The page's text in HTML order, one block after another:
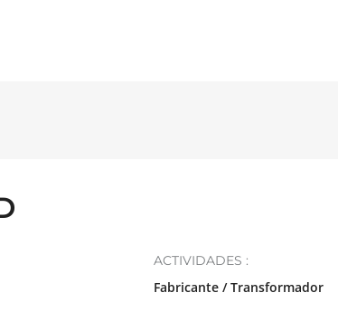
ACTIVIDADES :
Fabricante / Transformador